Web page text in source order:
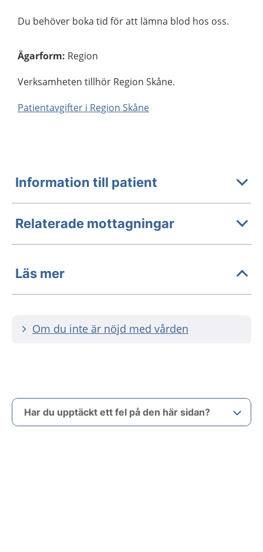
Du behöver boka tid för att lämna blod hos oss.
Ägarform: Region
Verksamheten tillhör Region Skåne.
Patientavgifter i Region Skåne
Information till patient
Relaterade mottagningar
Läs mer
Om du inte är nöjd med vården
Har du upptäckt ett fel på den här sidan?